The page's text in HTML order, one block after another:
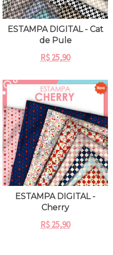
ESTAMPA DIGITAL - Cat
de Pule
R$25,90
ESTAMPA DIGITAL -
Cherry
R$25,90